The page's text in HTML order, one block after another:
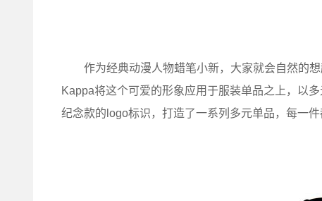
作为经典动漫人物蜡笔小新，大家就会自然的想
Kappa将这个可爱的形象应用于服装单品之上，以
纪念款的logo标识，打造了一系列多元单品，每一件